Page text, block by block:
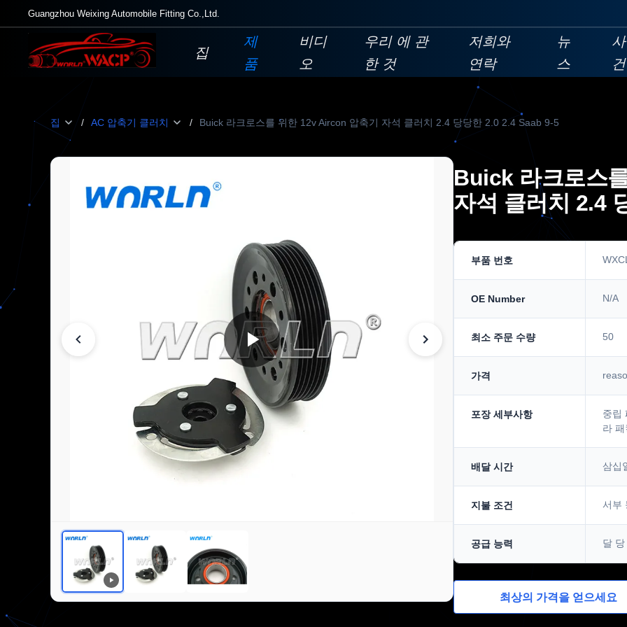
Guangzhou Weixing Automobile Fitting Co.,Ltd.
집
제
품
비디
오
우리 에 관
한 것
저희와
연락
뉴
스
사
건
집 / AC 압축기 클러치 / Buick 라크로스를 위한 12v Aircon 압축기 자석 클러치 2.4 당당한 2.0 2.4 Saab 9-5
Buick 라크로스
자석 클러치 2.4
부품 번호
OE Number N/A
최소 주문 수량 50
가격
포장 세부사항
중립
라
배달 시간 삼십
지불 조건 서부
공급 능력 달
최상의 가격을 얻으세요